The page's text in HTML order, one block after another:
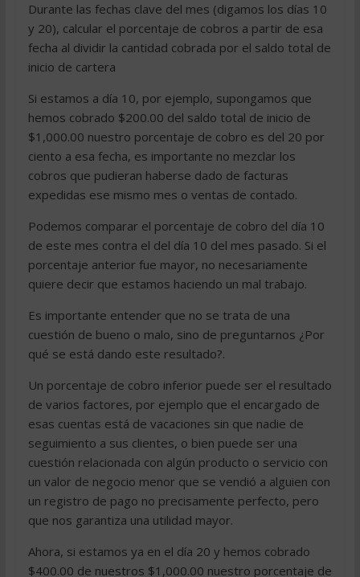
Durante las fechas clave del mes (digamos los días 10
y 20), calcular el porcentaje de cobros a partir de esa
fecha al dividir la cantidad cobrada por el saldo total de
inicio de cartera
Si estamos a día 10, por ejemplo, supongamos que
hemos cobrado $200.00 del saldo total de inicio de
$1,000.00 nuestro porcentaje de cobro es del 20 por
ciento a esa fecha, es importante no mezclar los
cobros que pudieran haberse dado de facturas
expedidas ese mismo mes o ventas de contado.
Podemos comparar el porcentaje de cobro del día 10
de este mes contra el del día 10 del mes pasado. Si el
porcentaje anterior fue mayor, no necesariamente
quiere decir que estamos haciendo un mal trabajo.
Es importante entender que no se trata de una
cuestión de bueno o malo, sino de preguntarnos ¿Por
qué se está dando este resultado?.
Un porcentaje de cobro inferior puede ser el resultado
de varios factores, por ejemplo que el encargado de
esas cuentas está de vacaciones sin que nadie de
seguimiento a sus clientes, o bien puede ser una
cuestión relacionada con algún producto o servicio con
un valor de negocio menor que se vendió a alguien con
un registro de pago no precisamente perfecto, pero
que nos garantiza una utilidad mayor.
Ahora, si estamos ya en el día 20 y hemos cobrado
$400.00 de nuestros $1,000.00 nuestro porcentaje de